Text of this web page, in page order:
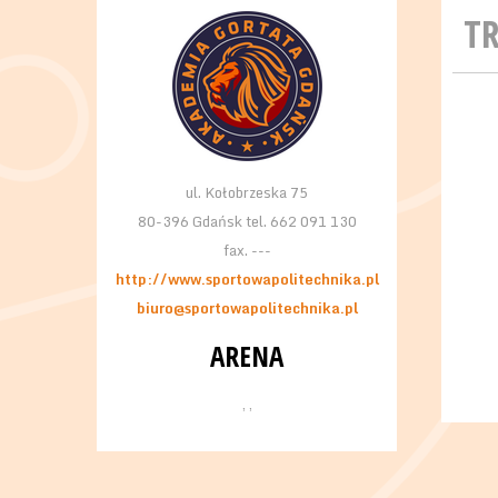
ul. Kołobrzeska 75
80-396 Gdańsk tel. 662 091 130
fax. ---
http://www.sportowapolitechnika.pl
biuro@sportowapolitechnika.pl
ARENA
, ,